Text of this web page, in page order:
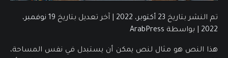
تم النشر بتاريخ 23 أكتوبر، 2022 آخر تعديل بتاريخ
19 نوفمبر،
2022
بواسطة ArabPress
هذا النص هو مثال لنص يمكن أن يستبدل في نفس المساحة،